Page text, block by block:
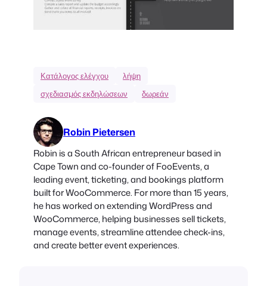
Κατάλογος ελέγχου
λήψη
σχεδιασμός εκδηλώσεων
δωρεάν
Robin Pietersen
Robin is a South African entrepreneur based in
Cape Town and co-founder of FooEvents, a
leading event, ticketing, and bookings platform
built for WooCommerce. For more than 15 years,
he has worked on extending WordPress and
WooCommerce, helping businesses sell tickets,
manage events, streamline attendee check-ins,
and create better event experiences.